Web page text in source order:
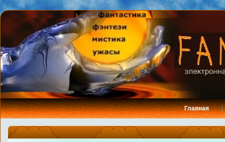
Главная